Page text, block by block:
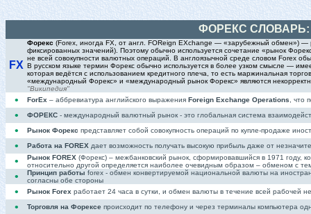
ФОРЕКС
FX
Форекс (Forex, иногда FX, от англ. FOReign EXchange — «зарубежный обмен»)
фиксированных значений). Поэтому обычно используется сочетание «рынок
не всей совокупности валютных операций. В англоязычной среде словом Forex
В русском языке термин Форекс обычно используется в более узком смысле —
которая ведётся с использованием кредитного плеча, то есть маржинальная
«международный Форекс» и «международный рынок Форекс» являются
"Википедия"
• ForEx – аббревиатура английского выражения Foreign Exchange Operations , что
• ФОРЕКС - международный валютный рынок - это глобальная система
• Рынок Форекс представляет собой совокупность операций по купле-продаже
• Работа на FOREX дает возможность получать высокую прибыль даже от
• Рынок FOREX (Форекс) – межбанковский рынок, сформировавшийся в 1971 году,
относительно другой определяется наиболее очевидным образом – обменом с
• Принцип работы forex - обмен конвертируемой национальной валюты на
согласны обе стороны
• Рынок Forex работает 24 часа в сутки, и обмен валюты в течение всей рабочей
• Торговля на Форексе происходит по телефону и через терминалы компьютера